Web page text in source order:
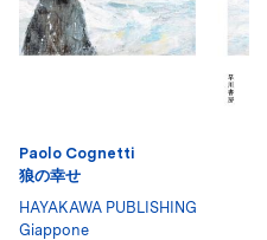
Paolo Cognetti
狼の幸せ
HAYAKAWA PUBLISHING
Giappone